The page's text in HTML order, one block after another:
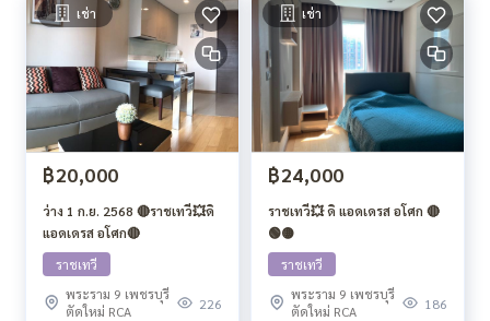
เช่า
฿20,000
ว่าง 1 ก.ย. 2568 🔴ราชเทวี💥ดิ
แอดเดรส อโศก🔴
ราชเทวี
พระราม 9 เพชรบุรี
ตัดใหม่ RCA
226
เช่า
฿24,000
ราชเทวี💥 ดิ แอดเดรส อโศก 🔴
🟢🟡
ราชเทวี
พระราม 9 เพชรบุรี
ตัดใหม่ RCA
186